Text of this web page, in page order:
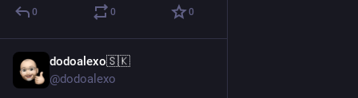
0 0 0
dodoalexo🇸🇰
@dodoalexo